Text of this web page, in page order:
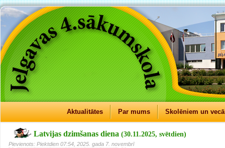
Aktualitātes Par mums Skolēniem un
Latvijas dzimšanas diena (30.11.2025, svētdien)
Pievienots: Piektdien 07:54, 2025. gada 7. novembrī